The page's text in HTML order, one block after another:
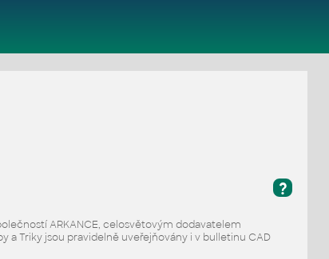
?
ARKANCE, celosvětovým dodavatelem
a Triky jsou pravidelně uveřejňovány i v bulletinu CAD